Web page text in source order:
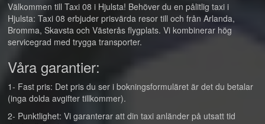
Välkommen till Taxi 08 i Hjulsta! Behöver du en pålitlig taxi i
Hjulsta: Taxi 08 erbjuder prisvärda resor till och från Arlanda,
Bromma, Skavsta och Västerås flygplats. Vi kombinerar hög
servicegrad med trygga transporter.
Våra garantier:
1- Fast pris: Det pris du ser i bokningsformuläret är det du betalar
(inga dolda avgifter tillkommer).
2- Punktlighet: Vi garanterar att din taxi anländer på utsatt tid